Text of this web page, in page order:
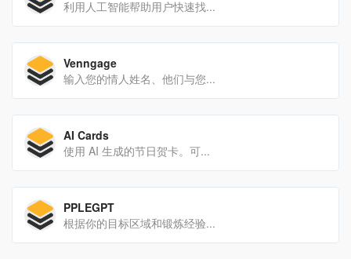
利用人工智能帮助用户快速找...
Venngage
输入您的情人姓名、他们与您...
AI Cards
使用 AI 生成的节日贺卡。可...
PPLEGPT
根据你的目标区域和锻炼经验...